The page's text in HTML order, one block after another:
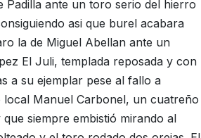
ante un toro serio del hierro
asi que burel acabara
la de Miguel Abellan ante un
El Juli, templada reposada y con
a su ejemplar pese al fallo a
Manuel Carbonel, un cuatreño
siempre embistió mirando al